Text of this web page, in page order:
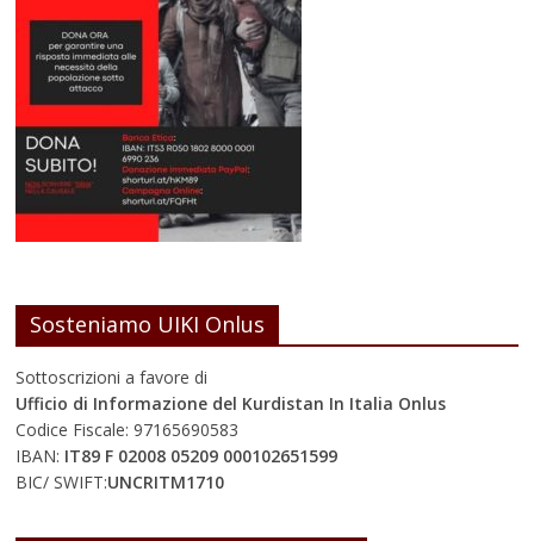
Sosteniamo UIKI Onlus
Sottoscrizioni a favore di
Ufficio di Informazione del Kurdistan In Italia Onlus
Codice Fiscale: 97165690583
IBAN: IT89 F 02008 05209 000102651599
BIC/ SWIFT:UNCRITM1710